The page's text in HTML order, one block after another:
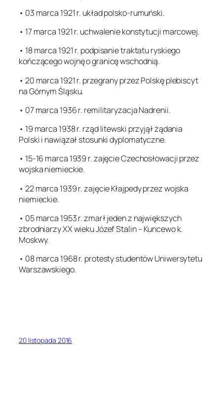
• 03 marca 1921 r. układ polsko-rumuński.
• 17 marca 1921 r. uchwalenie konstytucji marcowej.
• 18 marca 1921 r. podpisanie traktatu ryskiego
kończącego wojnę o granicę wschodnią.
• 20 marca 1921 r. przegrany przez Polskę plebiscyt
na Górnym Śląsku.
• 07 marca 1936 r. remilitaryzacja Nadrenii.
• 19 marca 1938 r. rząd litewski przyjął żądania
Polski i nawiązał stosunki dyplomatyczne.
• 15-16 marca 1939 r. zajęcie Czechosłowacji przez
wojska niemieckie.
• 22 marca 1939 r. zajęcie Kłajpedy przez wojska
niemieckie.
• 05 marca 1953 r. zmarł jeden z największych
zbrodniarzy XX wieku Józef Stalin – Kuncewo k.
Moskwy.
• 08 marca 1968 r. protesty studentów Uniwersytetu
Warszawskiego.
20 listopada 2016